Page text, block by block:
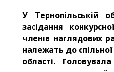
У Тернопільській
засідання
членів наглядових
належать до
області.